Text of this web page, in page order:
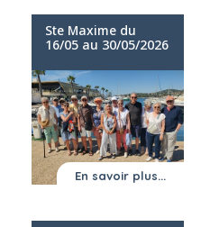
Ste Maxime du
16/05 au 30/05/2026
En savoir plus...